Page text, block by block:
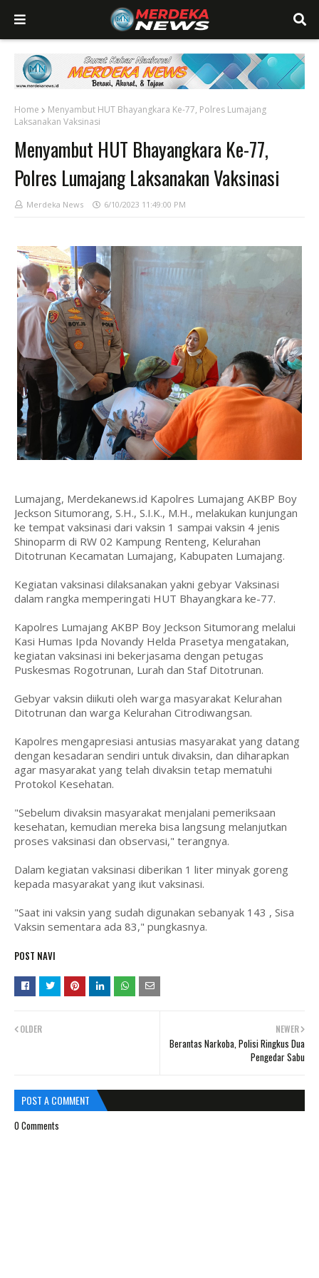
Home
Menyambut HUT Bhayangkara Ke-77, Polres Lumajang
Laksanakan Vaksinasi
Menyambut HUT Bhayangkara Ke-77,
Polres Lumajang Laksanakan Vaksinasi
Merdeka News 6/10/2023 11:49:00 PM
Lumajang, Merdekanews.id Kapolres Lumajang AKBP Boy
Jeckson Situmorang, S.H., S.I.K., M.H., melakukan kunjungan
ke tempat vaksinasi dari vaksin 1 sampai vaksin 4 jenis
Shinoparm di RW 02 Kampung Renteng, Kelurahan
Ditotrunan Kecamatan Lumajang, Kabupaten Lumajang.
Kegiatan vaksinasi dilaksanakan yakni gebyar Vaksinasi
dalam rangka memperingati HUT Bhayangkara ke-77.
Kapolres Lumajang AKBP Boy Jeckson Situmorang melalui
Kasi Humas Ipda Novandy Helda Prasetya mengatakan,
kegiatan vaksinasi ini bekerjasama dengan petugas
Puskesmas Rogotrunan, Lurah dan Staf Ditotrunan.
Gebyar vaksin diikuti oleh warga masyarakat Kelurahan
Ditotrunan dan warga Kelurahan Citrodiwangsan.
Kapolres mengapresiasi antusias masyarakat yang datang
dengan kesadaran sendiri untuk divaksin, dan diharapkan
agar masyarakat yang telah divaksin tetap mematuhi
Protokol Kesehatan.
"Sebelum divaksin masyarakat menjalani pemeriksaan
kesehatan, kemudian mereka bisa langsung melanjutkan
proses vaksinasi dan observasi," terangnya.
Dalam kegiatan vaksinasi diberikan 1 liter minyak goreng
kepada masyarakat yang ikut vaksinasi.
"Saat ini vaksin yang sudah digunakan sebanyak 143 , Sisa
Vaksin sementara ada 83," pungkasnya.
POST NAVI
NEWER
Berantas Narkoba, Polisi Ringkus Dua
Pengedar Sabu
OLDER
POST A COMMENT
0 Comments